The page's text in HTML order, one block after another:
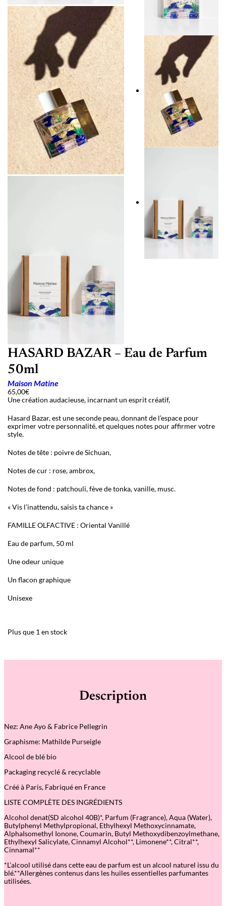
HASARD BAZAR – Eau de Parfum
50ml
Maison Matine
65,00€
Une création audacieuse, incarnant un esprit créatif,
Hasard Bazar, est une seconde peau, donnant de l’espace pour
exprimer votre personnalité, et quelques notes pour affirmer votre
style.
Notes de tête : poivre de Sichuan,
Notes de cur : rose, ambrox,
Notes de fond : patchouli, fève de tonka, vanille, musc.
« Vis l’inattendu, saisis ta chance »
FAMILLE OLFACTIVE : Oriental Vanillé
Eau de parfum, 50 ml
Une odeur unique
Un flacon graphique
Unisexe
Plus que 1 en stock
Description
Nez: Ane Ayo & Fabrice Pellegrin
Graphisme: Mathilde Purseigle
Alcool de blé bio
Packaging recyclé & recyclable
Créé à Paris, Fabriqué en France
LISTE COMPLÈTE DES INGRÉDIENTS
Alcohol denat(SD alcohol 40B)*, Parfum (Fragrance), Aqua (Water),
Butylphenyl Methylpropional, Ethylhexyl Methoxycinnamate,
AlphaIsomethyl Ionone, Coumarin, Butyl Methoxydibenzoylmethane,
Ethylhexyl Salicylate, Cinnamyl Alcohol**, Limonene**, Citral**,
Cinnamal**
*L’alcool utilisé dans cette eau de parfum est un alcool naturel issu du
blé.**Allergènes contenus dans les huiles essentielles parfumantes
utilisées.